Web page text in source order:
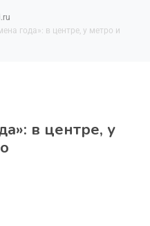
года»: в центре, у метро и
в центре, у